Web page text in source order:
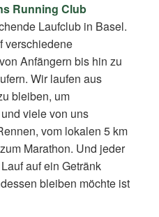
Running Club
Laufclub in Basel.
verschiedene
Anfängern bis hin zu
Wir laufen aus
bleiben, um
viele von uns
vom lokalen 5 km
Marathon. Und jeder
auf ein Getränk
bleiben möchte ist